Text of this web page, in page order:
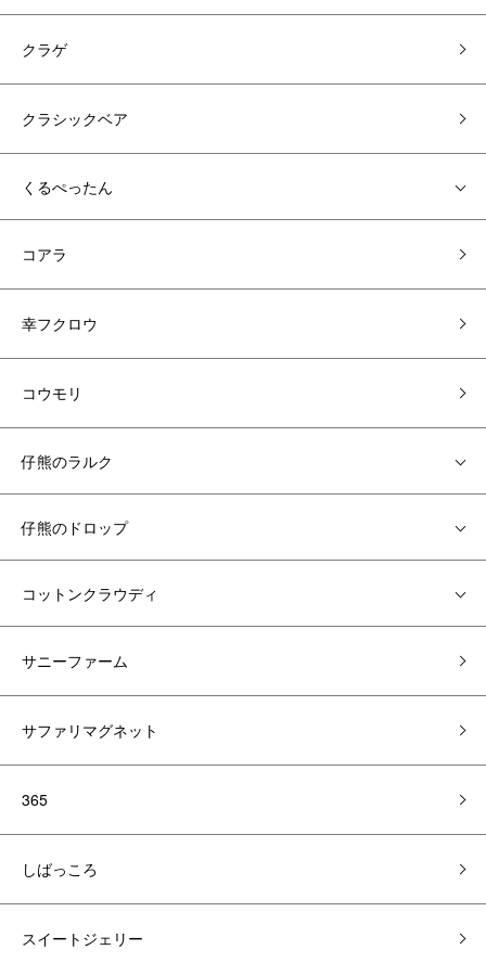
クラゲ
クラシックベア
くるぺったん
コアラ
幸フクロウ
コウモリ
仔熊のラルク
仔熊のドロップ
コットンクラウディ
サニーファーム
サファリマグネット
365
しばっころ
スイートジェリー